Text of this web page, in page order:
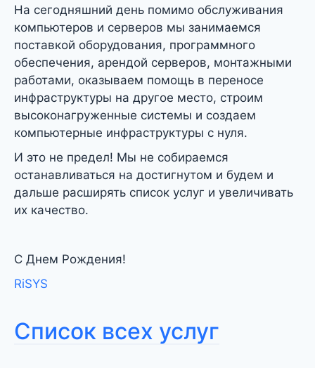
На сегодняшний день помимо обслуживания
компьютеров и серверов мы занимаемся
поставкой оборудования, программного
обеспечения, арендой серверов, монтажными
работами, оказываем помощь в переносе
инфраструктуры на другое место, строим
высоконагруженные системы и создаем
компьютерные инфраструктуры с нуля.
И это не предел! Мы не собираемся
останавливаться на достигнутом и будем и
дальше расширять список услуг и увеличивать
их качество.
С Днем Рождения!
RiSYS
Список всех услуг